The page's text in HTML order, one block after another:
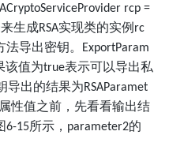
rcp =
来生成RSA实现类的实例 rc
法导出密钥。 ExportParam
该值为true表示可以导出私
导出的结果为RSAParamet
性值之前，先看看输出结
6-15所示， parameter2的